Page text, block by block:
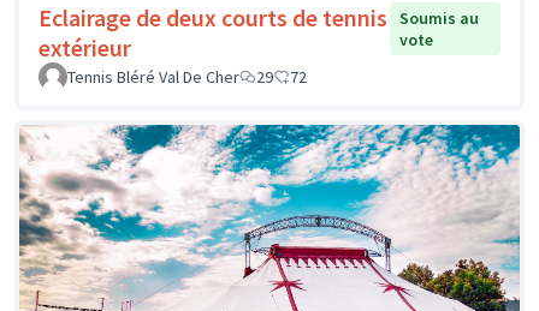
Eclairage de deux courts de tennis
extérieur
Soumis au
vote
Tennis Bléré Val De Cher
29 72